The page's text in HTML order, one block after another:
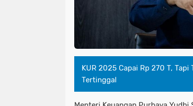
KUR 2025 Capai Rp 270 T,
Tertinggal